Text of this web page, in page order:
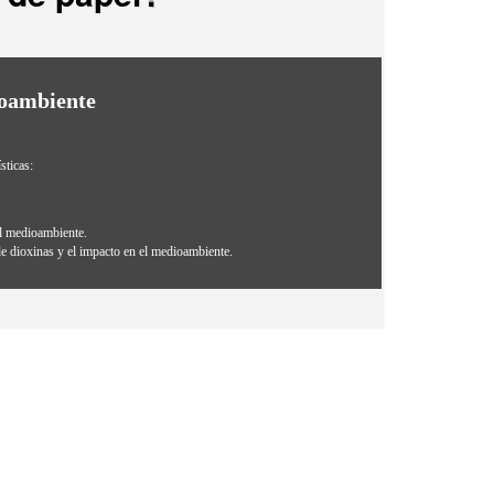
medioambiente.
dioxinas y el impacto en el medioambiente.